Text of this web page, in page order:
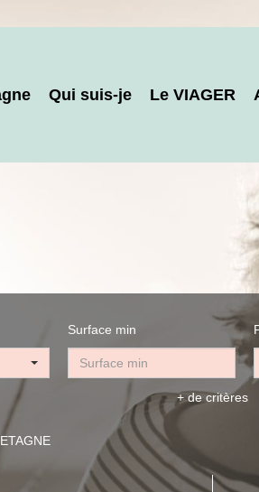
Qui suis-je Le VIAGER
Surface min
+ de critères